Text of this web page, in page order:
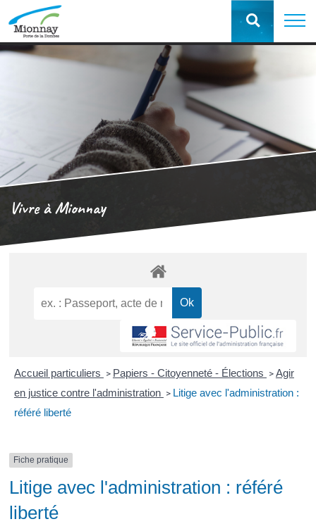
Vivre à Mionnay
Accueil particuliers > Papiers - Citoyenneté - Élections > Agir
en justice contre l'administration > Litige avec l'administration :
référé liberté
Fiche pratique
Litige avec l'administration : référé
liberté